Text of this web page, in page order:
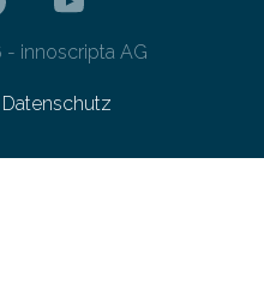
innoscripta AG
Datenschutz